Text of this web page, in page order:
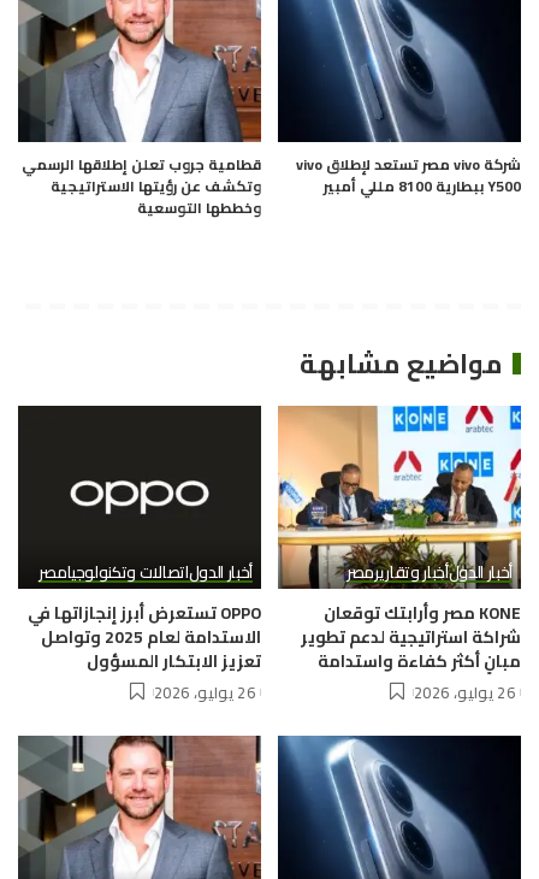
شركة vivo مصر تستعد لإطلاق vivo
Y500 ببطارية 8100 مللي أمبير
قطامية جروب تعلن إطلاقها الرسمي
وتكشف عن رؤيتها الاستراتيجية
وخططها التوسعية
مواضيع مشابهة
أخبار الدولأخبار وتقاريرمصر
KONE مصر وأرابتك توقعان
شراكة استراتيجية لدعم تطوير
مبانٍ أكثر كفاءة واستدامة
26 يوليو، 2026
أخبار الدولاتصالات وتكنولوجيامصر
OPPO تستعرض أبرز إنجازاتها في
الاستدامة لعام 2025 وتواصل
تعزيز الابتكار المسؤول
26 يوليو، 2026